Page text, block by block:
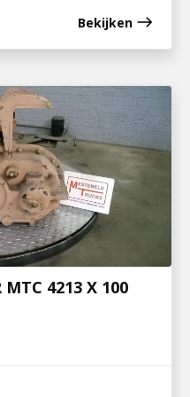
Bekijken east
MTC 4213 X 100